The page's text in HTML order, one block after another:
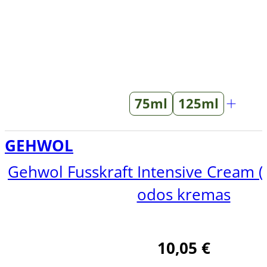
75ml 125ml
GEHWOL
Gehwol Fusskraft Intensive Cream
odos kremas
10,05 €